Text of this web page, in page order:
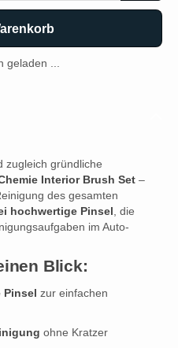
geladen ...
zugleich gründliche
Interior Brush Set –
des gesamten
hochwertige Pinsel, die
im Auto-
Blick:
Pinsel zur einfachen
ohne Kratzer